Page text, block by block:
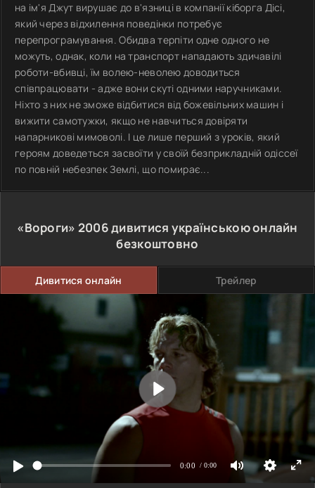
на ім'я Джут вирушає до в'язниці в компанії кіборга Дісі,
який через відхилення поведінки потребує
перепрограмування. Обидва терпіти одне одного не
можуть, однак, коли на транспорт нападають здичавілі
роботи-вбивці, їм волею-неволею доводиться
співпрацювати - адже вони скуті одними наручниками.
Ніхто з них не зможе відбитися від божевільних машин і
вижити самотужки, якщо не навчиться довіряти
напарникові мимоволі. І це лише перший з уроків, який
героям доведеться засвоїти у своїй безприкладній одіссеї
по повній небезпек Землі, що помирає...
«Вороги» 2006дивитися українською онлайн
безкоштовно
Дивитися онлайн Трейлер